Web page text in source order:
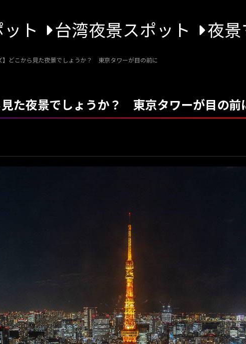
ト 台湾夜景スポット 夜景
】どこから見た夜景でしょうか？ 東京タワーが目の前に
見た夜景でしょうか？ 東京タワーが目の前